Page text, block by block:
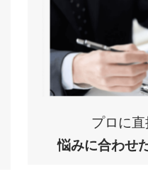
プロに直
悩みに合わせ